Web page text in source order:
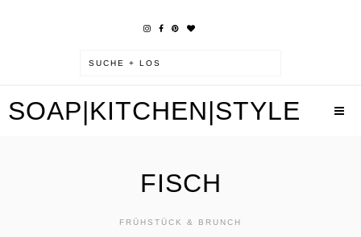
SOAP|KITCHEN|STYLE
FISCH
FRÜHSTÜCK & BRUNCH